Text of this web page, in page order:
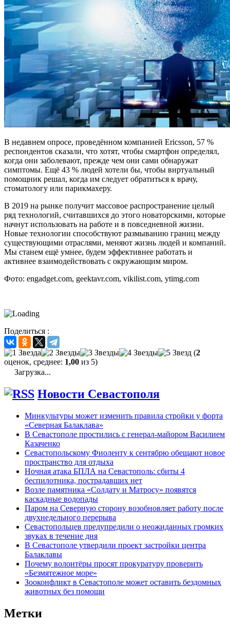
В недавнем опросе, проведённом компанией Ericsson, 57 %
респондентов сказали, что хотят, чтобы смартфон определял,
когда они заболевают, прежде чем они сами обнаружат
симптомы. Ещё 43 % людей хотели бы, чтобы виртуальный
помощник решал, когда им следует обратиться к врачу,
стоматологу или парикмахеру.
В 2019 на рынке получит массовое распространение целый
ряд технологий, считавшихся до этого новаторскими, которые
начнут использовать на работе и в повседневной жизни.
Новые технологии способствуют размыванию границ между
существующими отраслями, меняют жизнь людей и компаний.
Мы станем ещё умнее, будем эффективнее работать и
активнее взаимодействовать с окружающим миром.
Фото: engadget.com, geektavr.com, vikilist.com, ytimg.com
Поделиться :
(2
оценок, среднее: 1,00 из 5)
Загрузка...
Новости Севастополя
Минкультуры может изменить правила стройки у форта
«Северная Балаклава»
В Севастополе простились с генерал-майором Василием
Казаченко
Севастопольскому Фиоленту к сентябрю обещают новое
пространство для отдыха
Ночная атака БПЛА на Севастополь: сбиты 4
беспилотника, пострадавших нет
Возле памятника «Солдату и Матросу» появятся
каскадные водопады
Паром на Северную сторону возобновляет работу после
двухнедельного перерыва
Севастопольцев предупредили о неожиданных громких
звуках в течение дня
В Севастополе утвердили проект застройки центра
Балаклавы
Почему волонтёры просят прокуратуру проверить
«Безмятежное море»
Зооконфликт в Севастополе может оставить бездомных
животных без помощи
Метки